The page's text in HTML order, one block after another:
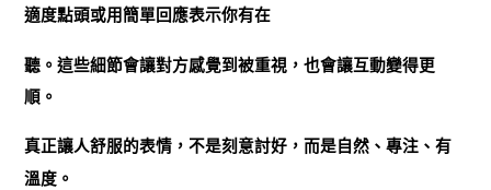
適度點頭或用簡單回應表示你有在
聽。這些細節會讓對方感覺到被重視，也會讓互動變得更
順。
真正讓人舒服的表情，不是刻意討好，而是自然、專注、有
溫度。